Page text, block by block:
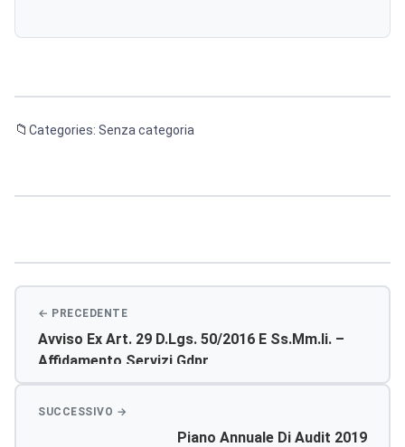
Categories: Senza categoria
Avviso Ex Art. 29 D.lgs. 50/2016 E Ss.mm.ii. –
Affidamento Servizi Gdpr
Piano Annuale Di Audit 2019